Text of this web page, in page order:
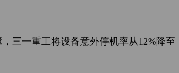
三一重工将设备意外停机率从12%降至